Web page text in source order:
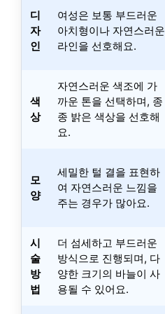
디
자
인
여성은 보통 부드러운
아치형이나 자연스러운
라인을 선호해요.
색
상
자연스러운 색조에 가
까운 톤을 선택하며, 종
종 밝은 색상을 선호해
요.
모
양
세밀한 털 결을 표현하
여 자연스러운 느낌을
주는 경우가 많아요.
시
술
방
법
더 섬세하고 부드러운
방식으로 진행되며, 다
양한 크기의 바늘이 사
용될 수 있어요.